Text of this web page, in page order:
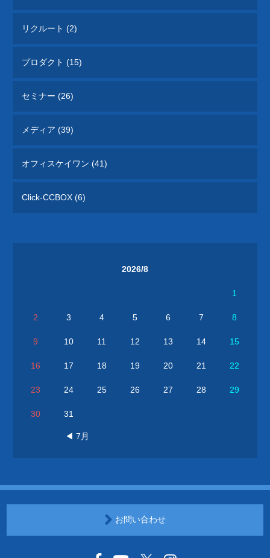
リクルート (2)
プロダクト (15)
セミナー (26)
メディア (39)
オフィスケイワン (41)
Click-CCBOX (6)
2026/8
1
2 3 4 5 6 7 8
9 10 11 12 13 14 15
16 17 18 19 20 21 22
23 24 25 26 27 28 29
30 31
◀ 7月
お問い合わせ